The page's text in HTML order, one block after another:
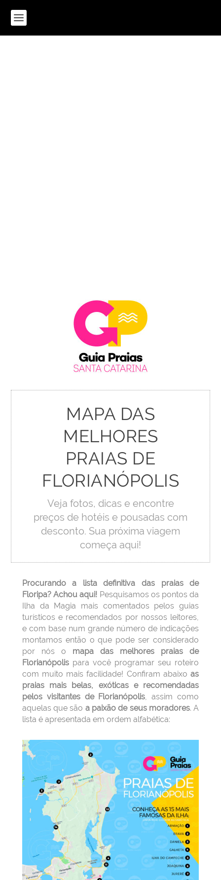
MAPA DAS
MELHORES
PRAIAS DE
FLORIANÓPOLIS
Veja fotos, dicas e encontre
preços de hotéis e pousadas com
desconto. Sua próxima viagem
começa aqui!
Procurando a lista definitiva das praias de
Floripa? Achou aqui! Pesquisamos os pontos da
Ilha da Magia mais comentados pelos guias
turísticos e recomendados por nossos leitores,
e com base num grande número de indicações
montamos então o que pode ser considerado
por nós o mapa das melhores praias de
Florianópolispara você programar seu roteiro
com muito mais facilidade! Confiram abaixo as
praias mais belas, exóticas e recomendadas
pelos visitantes de Florianópolis , assim como
aquelas que são a paixão de seus moradores. A
lista é apresentada em ordem alfabética: